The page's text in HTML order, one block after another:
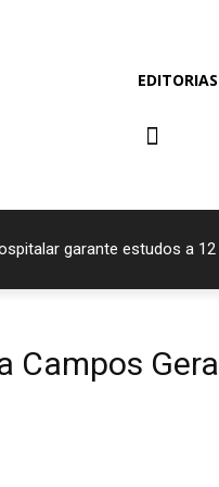
EDITORIAS
garante estudos a
Campos